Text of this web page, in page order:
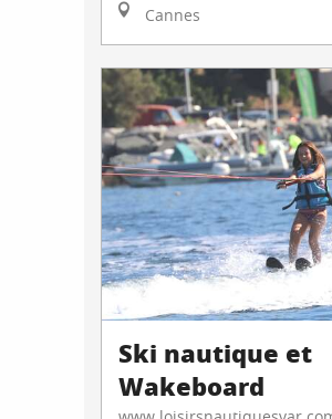
Cannes
Ski nautique et
Wakeboard